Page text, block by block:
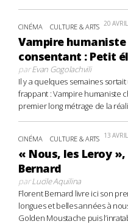
CINÉMA CULTURE & ARTS 20
Vampire
consentant : Petit
parEvan Gogolachvili
Il y a quelques semaines
frappant : Vampire humaniste
premier long métrage de la
CINÉMA CULTURE & ARTS 13
« Nous, les Leroy
Bernard
parLucile Aquilina
Florent Bernard livre ici son
longues et belles années à
Golden Moustache puis